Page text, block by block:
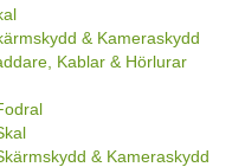
& Kameraskydd
Kablar & Hörlurar
& Kameraskydd